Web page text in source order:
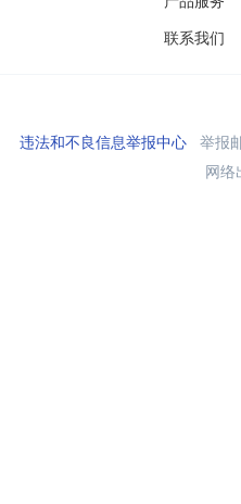
联系我们
违法和不良信息举报中心举报
网